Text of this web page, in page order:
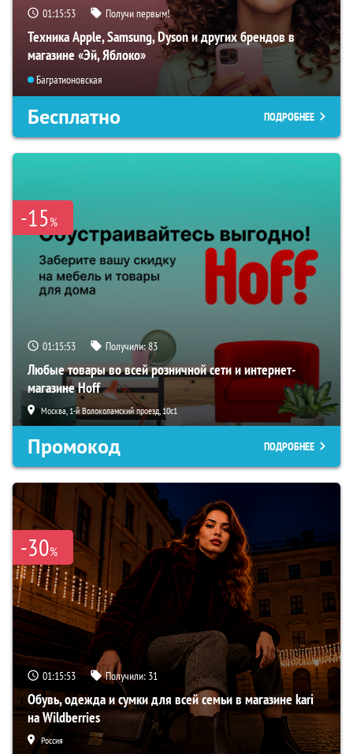
01:15:51 Получи первым!
Техника Apple, Samsung, Dyson и других брендов в
магазине «Эй, Яблоко»
Багратионовская
Бесплатно ПОДРОБНЕЕ
-15%
01:15:51 Получили:83
Любые товары во всей розничной сети и интернет-
магазине Hoff
Москва, 1-й Волоколамский проезд, 10с1
Промокод ПОДРОБНЕЕ
-30%
01:15:51 Получили: 31
Обувь, одежда и сумки для всей семьи в магазине kari
на Wildberries
Россия